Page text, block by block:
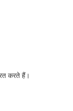
करते हैं।